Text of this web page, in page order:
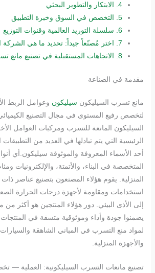
4. الابتكار والتطوير البحثي
5. التخصص في السوق وخبرة التطبيق
6. سلسلة التوريد العالمية وقنوات التوزيع
7. اختر مُصنّعاً جيداً: تحديد ما هي الشركة
8. الاتجاهات المستقبلية في تصنيع مانع
مقدمة في الصناعة
مانع تسرب السيليكون سيليكون وعوامل الربط
لتخصص رفيع المستوى في مجال التصنيع
السيليكون المانعة للتسرب ومركبات العوامل
الرئيسية التي يتم تبادلها في العديد من
أحد الأسماء المعروفة والموثوقة سيليكون.أي
المتخصصة في البناء، والأتمتة، والإلكترونيات
المنزلية. يقوم هؤلاء المصنعون بتصنيع عناصر
استخدامات ومقاومة لأجهزة درجات الحرارة
إلى الأذى البيئي. دور هؤلاء المنتجين هو أكثر
يضمنوا جودة وأداء وموثوقية متسقة في
لمواد منع التسرب في المباني الشاهقة والسيارات
والأجهزة المنزلية.
تصنيع مانعات التسرب السيليكونية: العملية —